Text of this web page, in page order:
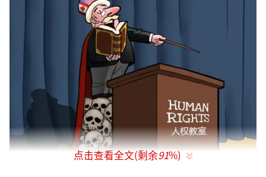
点击查看全文(剩余91%)